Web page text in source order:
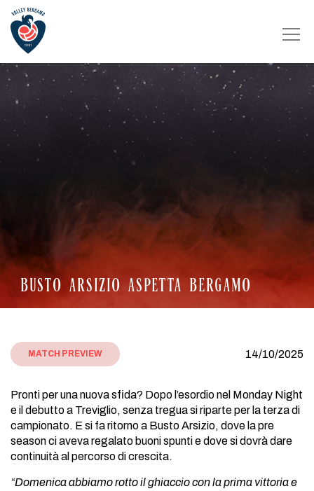
BUSTO ARSIZIO ASPETTA BERGAMO
MATCH PREVIEW 14/10/2025
Pronti per una nuova sfida? Dopo l’esordio nel Monday Night
e il debutto a Treviglio, senza tregua si riparte per la terza di
campionato. E si fa ritorno a Busto Arsizio, dove la pre
season ci aveva regalato buoni spunti e dove si dovrà dare
continuità al percorso di crescita.
“Domenica abbiamo rotto il ghiaccio con la prima vittoria e